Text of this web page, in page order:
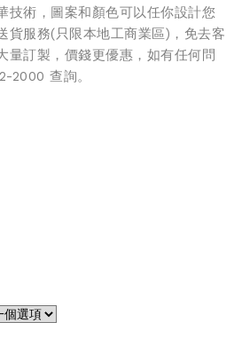
技術，圖案和顏色可以任你設計您
貨服務(只限本地工商業區)，免去客
量訂製，價錢更優惠，如有任何問
2000 查詢。